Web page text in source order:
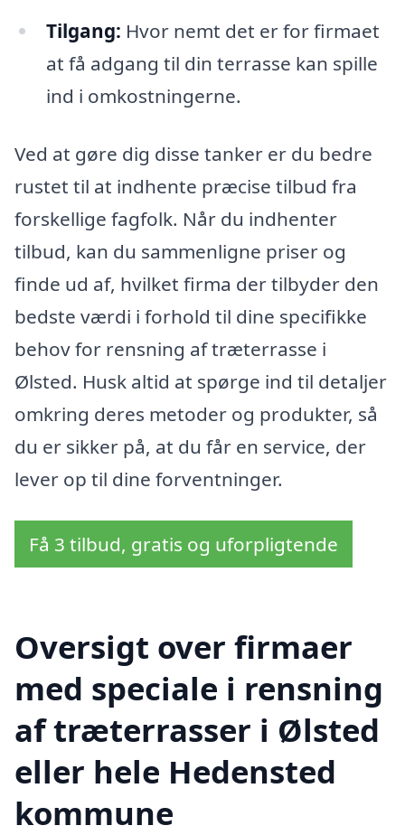
Tilgang: Hvor nemt det er for firmaet
at få adgang til din terrasse kan spille
ind i omkostningerne.
Ved at gøre dig disse tanker er du bedre
rustet til at indhente præcise tilbud fra
forskellige fagfolk. Når du indhenter
tilbud, kan du sammenligne priser og
finde ud af, hvilket firma der tilbyder den
bedste værdi i forhold til dine specifikke
behov for rensning af træterrasse i
Ølsted. Husk altid at spørge ind til detaljer
omkring deres metoder og produkter, så
du er sikker på, at du får en service, der
lever op til dine forventninger.
Få 3 tilbud, gratis og uforpligtende
Oversigt over firmaer
med speciale i rensning
af træterrasser i Ølsted
eller hele Hedensted
kommune